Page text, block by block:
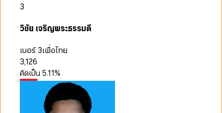
3
วิชัย เจริญพระธรรมดี
เบอร์ 3เพื่อไทย
3,126
คิดเป็น 5.11%